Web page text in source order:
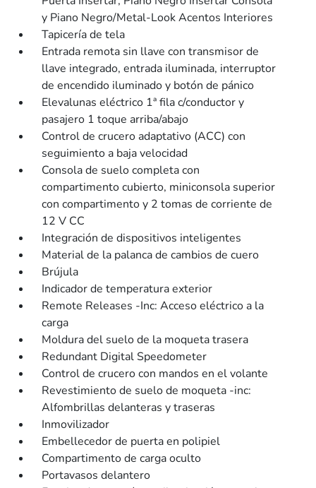
y Piano Negro/Metal-Look Acentos Interiores
Tapicería de tela
Entrada remota sin llave con transmisor de
llave integrado, entrada iluminada, interruptor
de encendido iluminado y botón de pánico
Elevalunas eléctrico 1ª fila c/conductor y
pasajero 1 toque arriba/abajo
Control de crucero adaptativo (ACC) con
seguimiento a baja velocidad
Consola de suelo completa con
compartimento cubierto, miniconsola superior
con compartimento y 2 tomas de corriente de
12 V CC
Integración de dispositivos inteligentes
Material de la palanca de cambios de cuero
Brújula
Indicador de temperatura exterior
Remote Releases -Inc: Acceso eléctrico a la
carga
Moldura del suelo de la moqueta trasera
Redundant Digital Speedometer
Control de crucero con mandos en el volante
Revestimiento de suelo de moqueta -inc:
Alfombrillas delanteras y traseras
Inmovilizador
Embellecedor de puerta en polipiel
Compartimento de carga oculto
Portavasos delantero